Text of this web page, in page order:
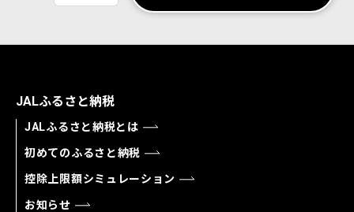
JALふるさと納税
JALふるさと納税とは
初めてのふるさと納税
控除上限額シミュレーション
お知らせ